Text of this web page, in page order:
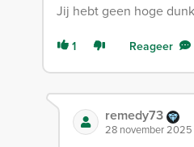
Jij hebt geen hoge
1 Reageer
remedy73
28 november